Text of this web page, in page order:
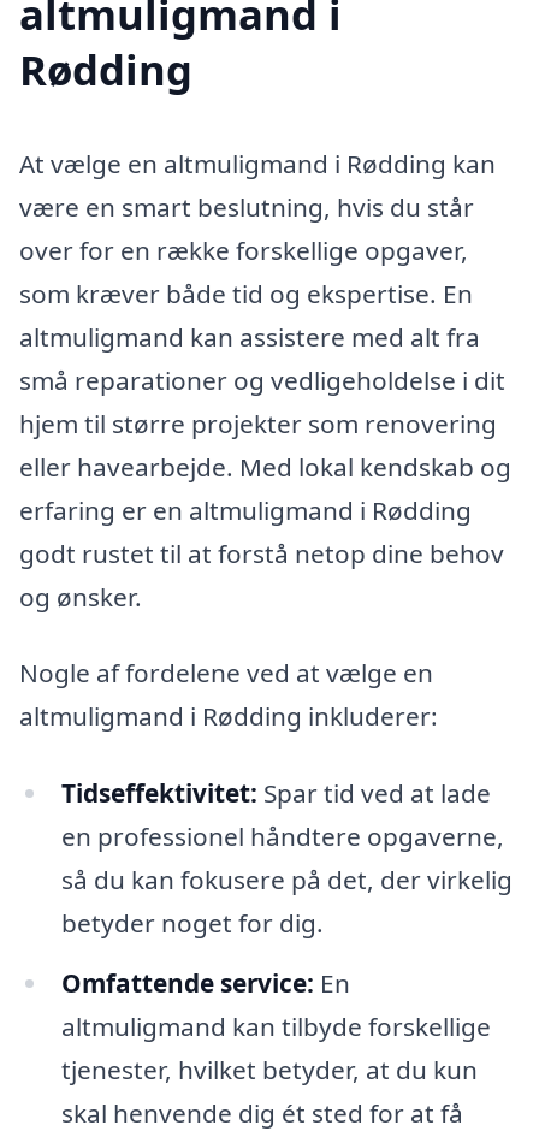
altmuligmand i
Rødding
At vælge en altmuligmand i Rødding kan
være en smart beslutning, hvis du står
over for en række forskellige opgaver,
som kræver både tid og ekspertise. En
altmuligmand kan assistere med alt fra
små reparationer og vedligeholdelse i dit
hjem til større projekter som renovering
eller havearbejde. Med lokal kendskab og
erfaring er en altmuligmand i Rødding
godt rustet til at forstå netop dine behov
og ønsker.
Nogle af fordelene ved at vælge en
altmuligmand i Rødding inkluderer:
Tidseffektivitet: Spar tid ved at lade
en professionel håndtere opgaverne,
så du kan fokusere på det, der virkelig
betyder noget for dig.
Omfattende service: En
altmuligmand kan tilbyde forskellige
tjenester, hvilket betyder, at du kun
skal henvende dig ét sted for at få